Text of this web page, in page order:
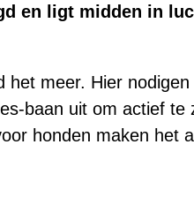
en ligt midden in
het meer. Hier nodigen
baan uit om actief te
honden maken het